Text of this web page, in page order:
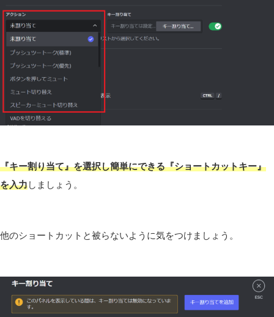
『キー割り当て』を選択し簡単にできる『ショートカットキー』
を入力しましょう。
他のショートカットと被らないように気をつけましょう。